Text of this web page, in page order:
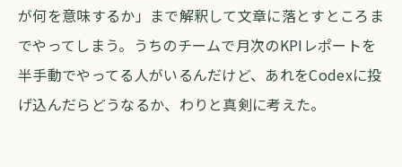
が何を意味するか」まで解釈して文章に落とすところま
でやってしまう。うちのチームで月次のKPIレポートを
半手動でやってる人がいるんだけど、あれをCodexに投
げ込んだらどうなるか、わりと真剣に考えた。